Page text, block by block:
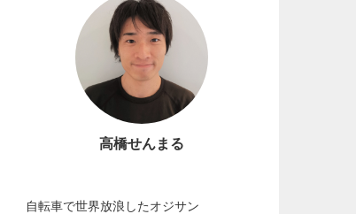
高橋せんまる
自転車で世界放浪したオジサン